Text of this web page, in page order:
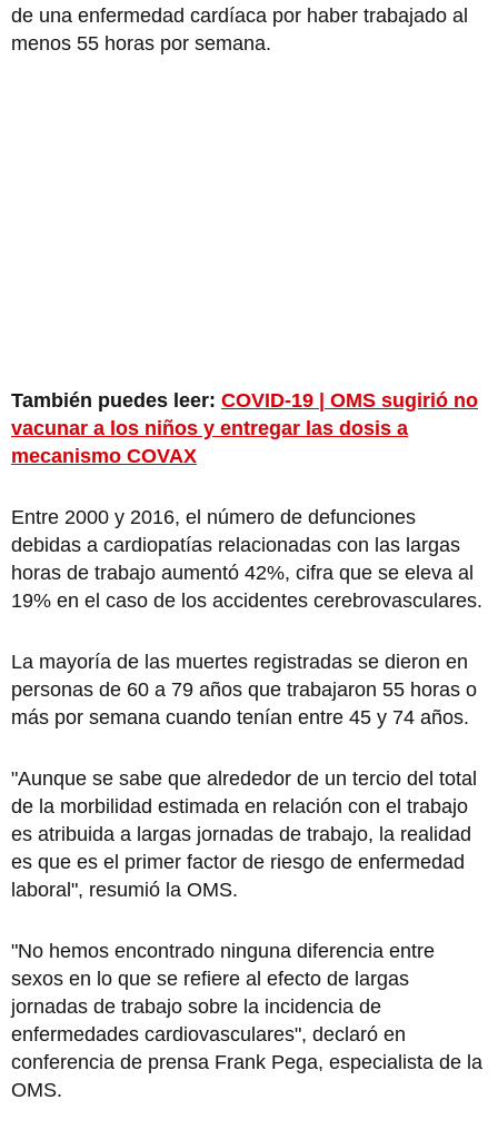
de una enfermedad cardíaca por haber trabajado al
menos 55 horas por semana.
También puedes leer: COVID-19 | OMS sugirió no
vacunar a los niños y entregar las dosis a
mecanismo COVAX
Entre 2000 y 2016, el número de defunciones
debidas a cardiopatías relacionadas con las largas
horas de trabajo aumentó 42%, cifra que se eleva al
19% en el caso de los accidentes cerebrovasculares.
La mayoría de las muertes registradas se dieron en
personas de 60 a 79 años que trabajaron 55 horas o
más por semana cuando tenían entre 45 y 74 años.
"Aunque se sabe que alrededor de un tercio del total
de la morbilidad estimada en relación con el trabajo
es atribuida a largas jornadas de trabajo, la realidad
es que es el primer factor de riesgo de enfermedad
laboral", resumió la OMS.
"No hemos encontrado ninguna diferencia entre
sexos en lo que se refiere al efecto de largas
jornadas de trabajo sobre la incidencia de
enfermedades cardiovasculares", declaró en
conferencia de prensa Frank Pega, especialista de la
OMS.